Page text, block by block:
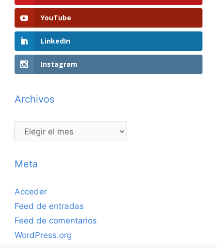
YouTube
LinkedIn
Instagram
Archivos
Archivos
Meta
Acceder
Feed de entradas
Feed de comentarios
WordPress.org